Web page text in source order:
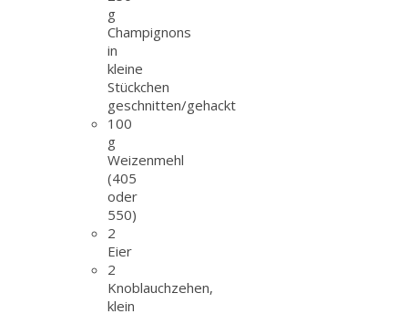
g
Champignons
in
kleine
Stückchen
geschnitten/gehackt
100
g
Weizenmehl
(405
oder
550)
2
Eier
2
Knoblauchzehen,
klein